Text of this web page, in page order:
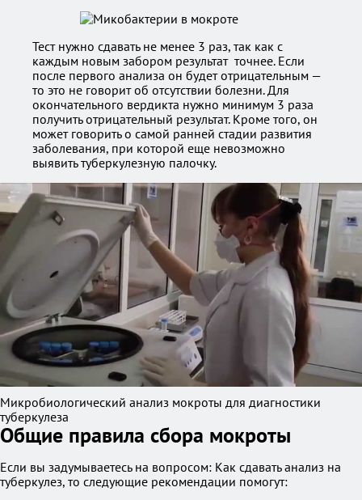
Тест нужно сдавать не менее 3 раз, так как с
каждым новым забором результат точнее. Если
после первого анализа он будет отрицательным —
то это не говорит об отсутствии болезни. Для
окончательного вердикта нужно минимум 3 раза
получить отрицательный результат. Кроме того, он
может говорить о самой ранней стадии развития
заболевания, при которой еще невозможно
выявить туберкулезную палочку.
Микробиологический анализ мокроты для диагностики
туберкулеза
Общие правила сбора мокроты
Если вы задумываетесь на вопросом: Как сдавать анализ на
туберкулез, то следующие рекомендации помогут: